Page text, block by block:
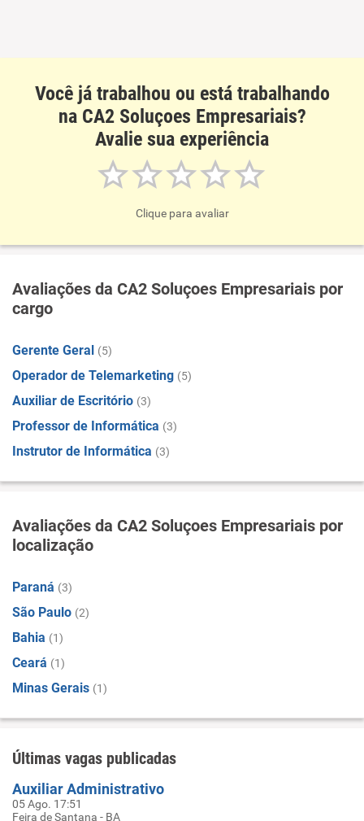
Você já trabalhou ou está trabalhando
na CA2 Soluçoes Empresariais?
Avalie sua experiência
Clique para avaliar
Avaliações da CA2 Soluçoes Empresariais por
cargo
Gerente Geral (5)
Operador de Telemarketing (5)
Auxiliar de Escritório (3)
Professor de Informática (3)
Instrutor de Informática (3)
Avaliações da CA2 Soluçoes Empresariais por
localização
Paraná (3)
São Paulo (2)
Bahia (1)
Ceará (1)
Minas Gerais (1)
Últimas vagas publicadas
Auxiliar Administrativo
05 Ago. 17:51
Feira de Santana - BA